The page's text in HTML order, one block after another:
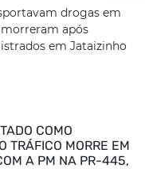
drogas em
após
em Jataizinho
COMO
TRÁFICO MORRE EM
A PM NA PR-445,